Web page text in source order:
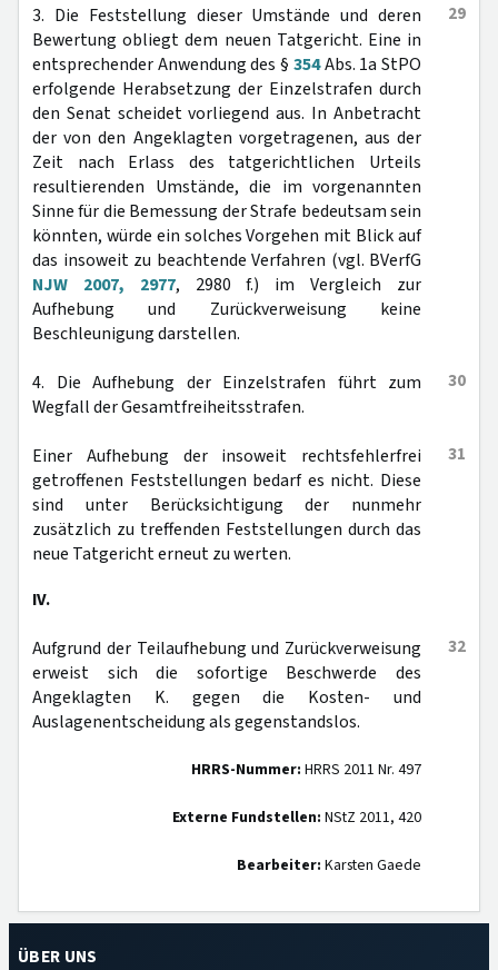
29
3. Die Feststellung dieser Umstände und deren
Bewertung obliegt dem neuen Tatgericht. Eine in
entsprechender Anwendung des § 354Abs. 1a StPO
erfolgende Herabsetzung der Einzelstrafen durch
den Senat scheidet vorliegend aus. In Anbetracht
der von den Angeklagten vorgetragenen, aus der
Zeit nach Erlass des tatgerichtlichen Urteils
resultierenden Umstände, die im vorgenannten
Sinne für die Bemessung der Strafe bedeutsam sein
könnten, würde ein solches Vorgehen mit Blick auf
das insoweit zu beachtende Verfahren (vgl. BVerfG
NJW 2007, 2977, 2980 f.) im Vergleich zur
Aufhebung und Zurückverweisung keine
Beschleunigung darstellen.
30
4. Die Aufhebung der Einzelstrafen führt zum
Wegfall der Gesamtfreiheitsstrafen.
31
Einer Aufhebung der insoweit rechtsfehlerfrei
getroffenen Feststellungen bedarf es nicht. Diese
sind unter Berücksichtigung der nunmehr
zusätzlich zu treffenden Feststellungen durch das
neue Tatgericht erneut zu werten.
IV.
32
Aufgrund der Teilaufhebung und Zurückverweisung
erweist sich die sofortige Beschwerde des
Angeklagten K. gegen die Kosten- und
Auslagenentscheidung als gegenstandslos.
HRRS-Nummer: HRRS 2011 Nr. 497
Externe Fundstellen: NStZ 2011, 420
Bearbeiter: Karsten Gaede
ÜBER UNS